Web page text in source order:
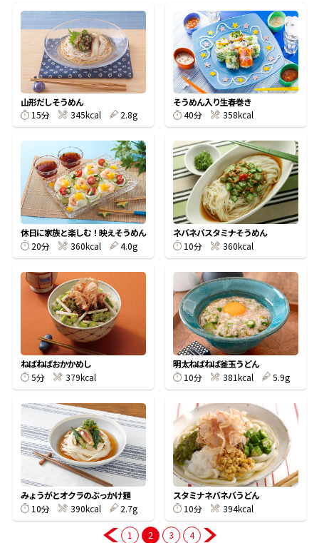
『踊り節』
鰹節屋の
だしパック
だし粉
商品情報一覧
おすすめサイト
新鮮一番
氷熟®︎
だしパック
山形だしそうめん
15分
345kcal 2.8g
そうめん入り生春巻き
40分
358kcal
休日に家族と楽しむ！映えそうめん
20分
360kcal 4.0g
ネバネバスタミナそうめん
10分
360kcal
ねばねばおかかめし
5分
379kcal
明太ねばねば釜玉うどん
10分
381kcal 5.9g
みょうがとオクラのぶっかけ麺
10分
390kcal 2.7g
スタミナネバネバうどん
10分
394kcal
1 2 3 4